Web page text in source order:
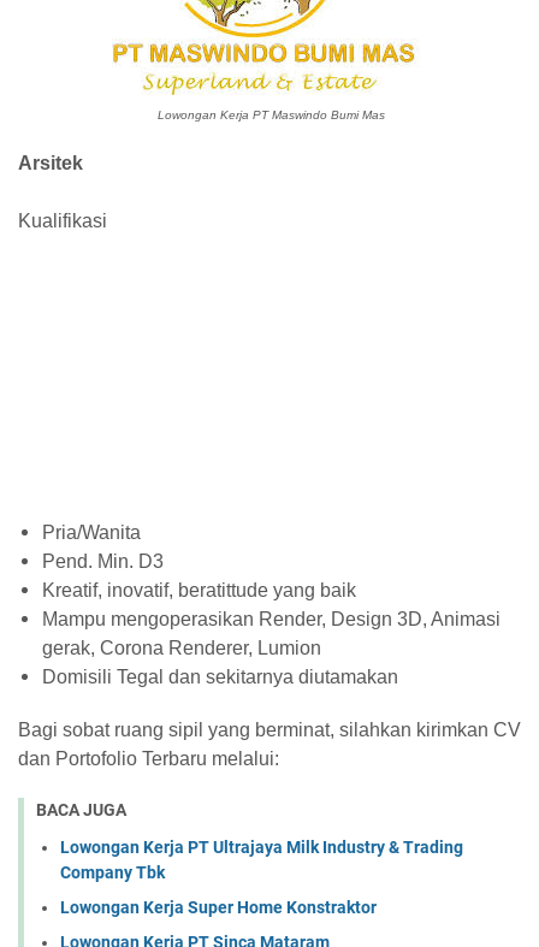
Lowongan Kerja PT Maswindo Bumi Mas
Arsitek
Kualifikasi
Pria/Wanita
Pend. Min. D3
Kreatif, inovatif, beratittude yang baik
Mampu mengoperasikan Render, Design 3D, Animasi
gerak, Corona Renderer, Lumion
Domisili Tegal dan sekitarnya diutamakan
Bagi sobat ruang sipil yang berminat, silahkan kirimkan CV
dan Portofolio Terbaru melalui:
BACA JUGA
Lowongan Kerja PT Ultrajaya Milk Industry & Trading
Company Tbk
Lowongan Kerja Super Home Konstraktor
Lowongan Kerja PT Sinca Mataram